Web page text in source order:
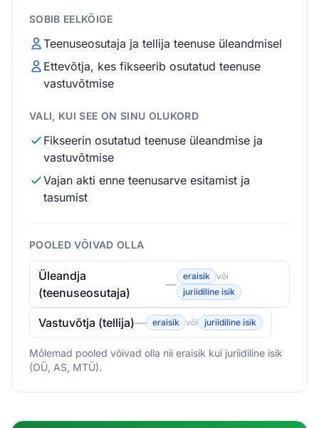
SOBIB EELKÕIGE
Teenuseosutaja ja tellija teenuse üleandmisel
Ettevõtja, kes fikseerib osutatud teenuse
vastuvõtmise
VALI, KUI SEE ON SINU OLUKORD
Fikseerin osutatud teenuse üleandmise ja
vastuvõtmise
Vajan akti enne teenusarve esitamist ja
tasumist
POOLED VÕIVAD OLLA
Üleandja
(teenuseosutaja)
—
eraisik
või
juriidiline isik
Vastuvõtja (tellija)— eraisik või juriidiline isik
Mõlemad pooled võivad olla nii eraisik kui juriidiline isik
(OÜ, AS, MTÜ).